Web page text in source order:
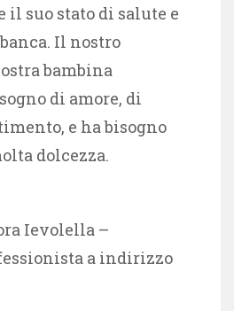
il suo stato di salute e
Il nostro
bambina
di amore, di
e ha bisogno
dolcezza.
Ievolella –
a indirizzo